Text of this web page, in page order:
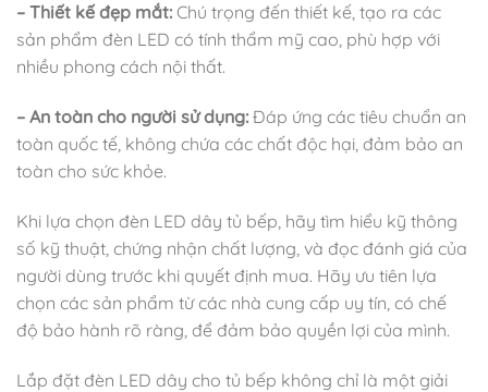
– Thiết kế đẹp mắt: Chú trọng đến thiết kế, tạo ra các
sản phẩm đèn LED có tính thẩm mỹ cao, phù hợp với
nhiều phong cách nội thất.
– An toàn cho người sử dụng: Đáp ứng các tiêu chuẩn an
toàn quốc tế, không chứa các chất độc hại, đảm bảo an
toàn cho sức khỏe.
Khi lựa chọn đèn LED dây tủ bếp, hãy tìm hiểu kỹ thông
số kỹ thuật, chứng nhận chất lượng, và đọc đánh giá của
người dùng trước khi quyết định mua. Hãy ưu tiên lựa
chọn các sản phẩm từ các nhà cung cấp uy tín, có chế
độ bảo hành rõ ràng, để đảm bảo quyền lợi của mình.
Lắp đặt đèn LED dây cho tủ bếp không chỉ là một giải